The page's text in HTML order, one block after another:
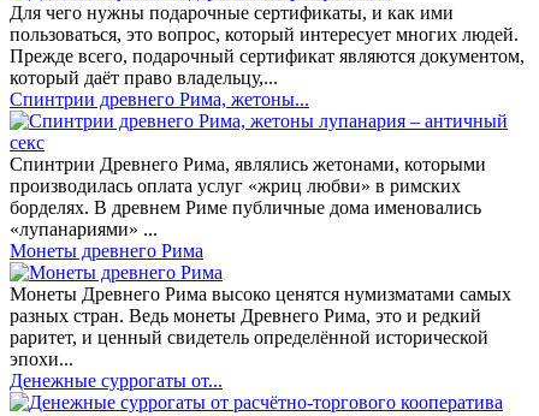
Для чего нужны подарочные сертификаты, и как ими
пользоваться, это вопрос, который интересует многих людей.
Прежде всего, подарочный сертификат являются документом,
который даёт право владельцу,...
Спинтрии древнего Рима, жетоны...
Спинтрии Древнего Рима, являлись жетонами, которыми
производилась оплата услуг «жриц любви» в римских
борделях. В древнем Риме публичные дома именовались
«лупанариями» ...
Монеты древнего Рима
Монеты Древнего Рима высоко ценятся нумизматами самых
разных стран. Ведь монеты Древнего Рима, это и редкий
раритет, и ценный свидетель определённой исторической
эпохи...
Денежные суррогаты от...